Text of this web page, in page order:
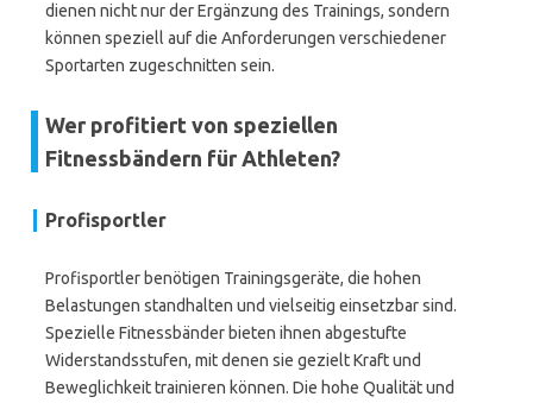
dienen nicht nur der Ergänzung des Trainings, sondern
können speziell auf die Anforderungen verschiedener
Sportarten zugeschnitten sein.
Wer profitiert von speziellen
Fitnessbändern für Athleten?
Profisportler
Profisportler benötigen Trainingsgeräte, die hohen
Belastungen standhalten und vielseitig einsetzbar sind.
Spezielle Fitnessbänder bieten ihnen abgestufte
Widerstandsstufen, mit denen sie gezielt Kraft und
Beweglichkeit trainieren können. Die hohe Qualität und